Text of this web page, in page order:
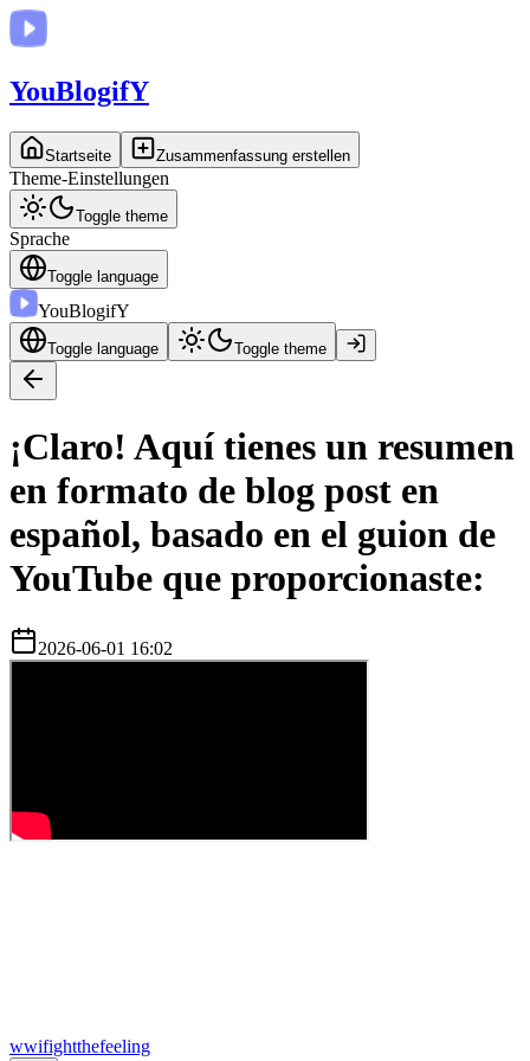
YouBlogifY
Startseite Zusammenfassung erstellen
Theme-Einstellungen
Toggle theme
Sprache
Toggle language
YouBlogifY
Toggle language Toggle theme
¡Claro! Aquí tienes un resumen
en formato de blog post en
español, basado en el guion de
YouTube que proporcionaste:
2026-06-01 16:02
wwifightthefeeling